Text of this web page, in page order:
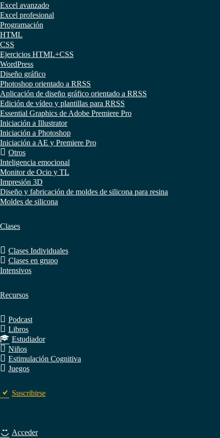
Excel avanzado
Excel profesional
Programación
HTML
CSS
Ejercicios HTML+CSS
WordPress
Diseño gráfico
Photoshop orientado a RRSS
Aplicación de diseño gráfico orientado a RRSS
Edición de vídeo y plantillas para RRSS
Essential Graphics de Adobe Premiere Pro
Iniciación a Illustrator
Iniciación a Photoshop
Iniciación a AE y Premiere Pro
Otros
Inteligencia emocional
Monitor de Ocio y TL
Impresión 3D
Diseño y fabricación de moldes de silicona para resina
Moldes de silicona
Clases
Clases Individuales
Clases en grupo
Intensivos
Recursos
Podcast
Libros
Estudiador
Niños
Estimulación Cognitiva
Juegos
Suscribirse
Acceder